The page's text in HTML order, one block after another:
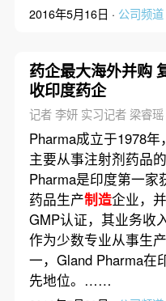
2016年5月16日 · 公司频道
药企最大海外并购
收印度药企
记者 李妍 实习记者 梁睿瑶
Pharma成立于1978年
主要从事注射剂药品
Pharma是印度第一家
药品生产制造企业，
GMP认证，其业务收
作为少数专业从事生产
一，Gland Pharma在
先地位。……